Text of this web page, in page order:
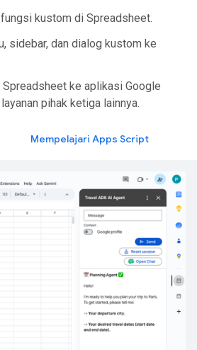
kustom di Spreadsheet.
sidebar, dan dialog kustom ke
Spreadsheet ke aplikasi Google
pihak ketiga lainnya.
Mempelajari Apps Script